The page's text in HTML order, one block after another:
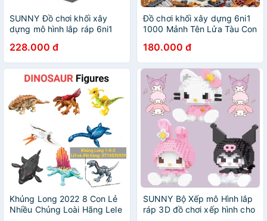
SUNNY Đồ chơi khối xây
dựng mô hình lắp ráp 6ni1
Thoi Quà Tặng Sinh Nhật
Cho Trẻ Bé Trai
228.000 đ
Đồ chơi khối xây dựng 6ni1
1000 Mảnh Tên Lửa Tàu Con
Cho Trẻ Bé Trai ( 8742 -1 )
180.000 đ
Khủng Long 2022 8 Con Lẻ
Nhiều Chủng Loài Hãng Lele
SUNNY Bộ Xếp mô Hình lắp
ráp 3D đồ chơi xếp hình cho